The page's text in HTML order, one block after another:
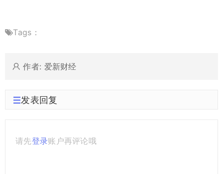
Tags：
作者: 爱新财经
发表回复
请先登录账户再评论哦